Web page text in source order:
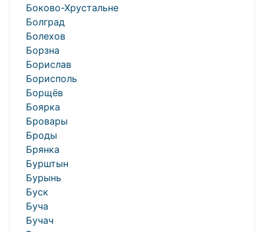
Боково-Хрустальне
Болград
Болехов
Борзна
Борислав
Борисполь
Борщёв
Боярка
Бровары
Броды
Брянка
Бурштын
Бурынь
Буск
Буча
Бучач